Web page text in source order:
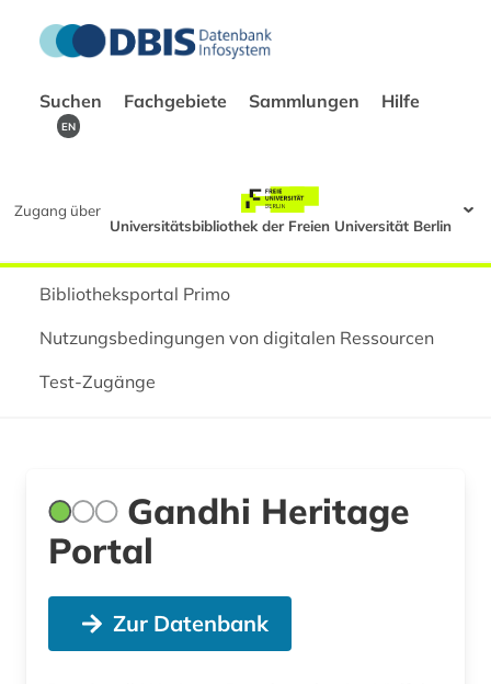
Suchen Fachgebiete Sammlungen Hilfe
EN
Zugang über
Universitätsbibliothek der Freien Universität Berlin
Bibliotheksportal Primo
Nutzungsbedingungen von digitalen Ressourcen
Test-Zugänge
Gandhi Heritage
Portal
Zur Datenbank